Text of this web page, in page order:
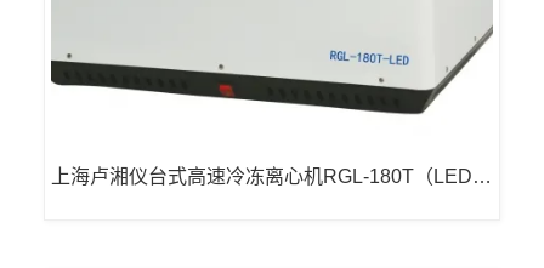
上海卢湘仪台式高速冷冻离心机RGL-180T（LED显